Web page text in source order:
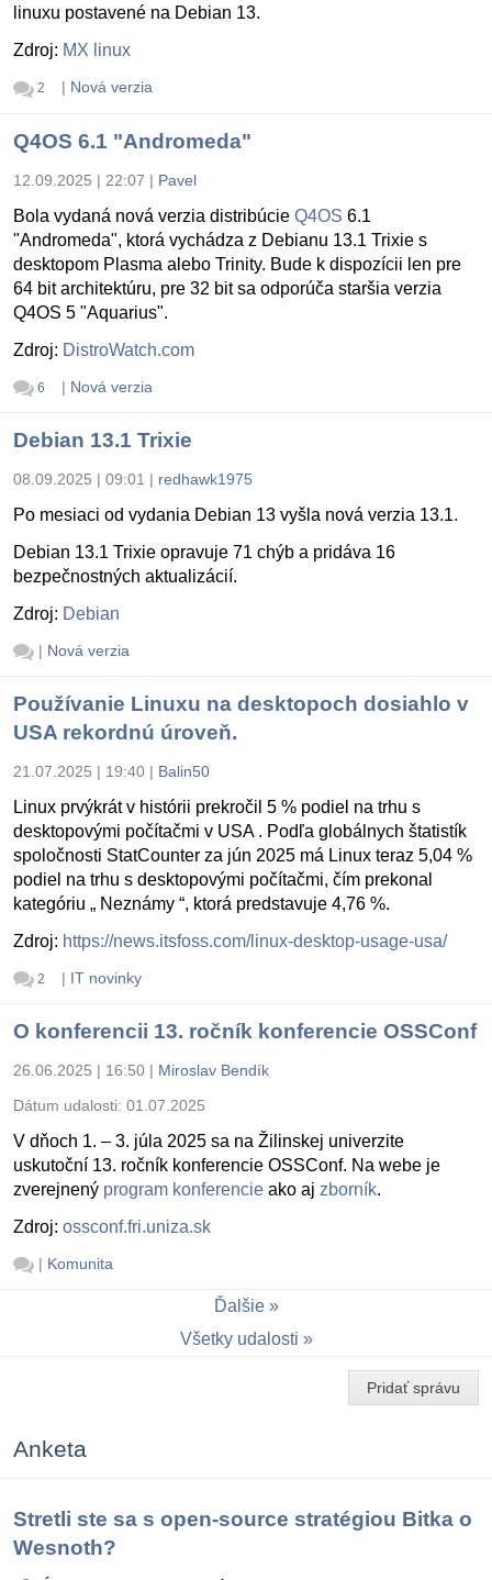
linuxu postavené na Debian 13.
Zdroj: MX linux
2 | Nová verzia
Q4OS 6.1 "Andromeda"
12.09.2025 | 22:07 | Pavel
Bola vydaná nová verzia distribúcie Q4OS 6.1
"Andromeda", ktorá vychádza z Debianu 13.1 Trixie s
desktopom Plasma alebo Trinity. Bude k dispozícii len pre
64 bit architektúru, pre 32 bit sa odporúča staršia verzia
Q4OS 5 "Aquarius".
Zdroj: DistroWatch.com
6 | Nová verzia
Debian 13.1 Trixie
08.09.2025 | 09:01 | redhawk1975
Po mesiaci od vydania Debian 13 vyšla nová verzia 13.1.
Debian 13.1 Trixie opravuje 71 chýb a pridáva 16
bezpečnostných aktualizácií.
Zdroj: Debian
| Nová verzia
Používanie Linuxu na desktopoch dosiahlo v
USA rekordnú úroveň.
21.07.2025 | 19:40 | Balin50
Linux prvýkrát v histórii prekročil 5 % podiel na trhu s
desktopovými počítačmi v USA . Podľa globálnych štatistík
spoločnosti StatCounter za jún 2025 má Linux teraz 5,04 %
podiel na trhu s desktopovými počítačmi, čím prekonal
kategóriu „ Neznámy “, ktorá predstavuje 4,76 %.
Zdroj: https://news.itsfoss.com/linux-desktop-usage-usa/
2 | IT novinky
O konferencii 13. ročník konferencie OSSConf
26.06.2025 | 16:50 | Miroslav Bendík
Dátum udalosti: 01.07.2025
V dňoch 1. – 3. júla 2025 sa na Žilinskej univerzite
uskutoční 13. ročník konferencie OSSConf. Na webe je
zverejnený program konferencie ako aj zborník.
Zdroj: ossconf.fri.uniza.sk
| Komunita
Ďalšie
Všetky udalosti
Pridať správu
Anketa
Stretli ste sa s open-source stratégiou Bitka o
Wesnoth?